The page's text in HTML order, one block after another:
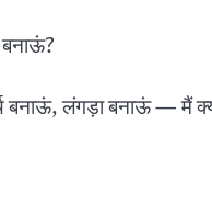
बनाऊं, लंगड़ा बनाऊं — मैं